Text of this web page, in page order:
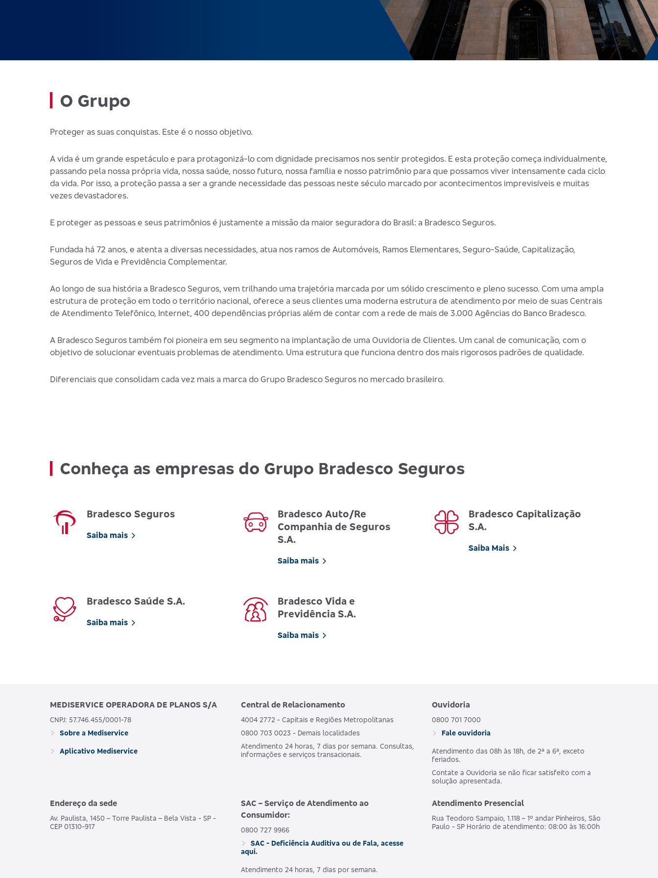
O Grupo
Proteger as suas conquistas. Este é o nosso objetivo.
A vida é um grande espetáculo e para protagonizá-lo com dignidade precisamos nos sentir protegidos. E esta proteção começa individualmente,
passando pela nossa própria vida, nossa saúde, nosso futuro, nossa família e nosso patrimônio para que possamos viver intensamente cada ciclo
da vida. Por isso, a proteção passa a ser a grande necessidade das pessoas neste século marcado por acontecimentos imprevisíveis e muitas
vezes devastadores.
E proteger as pessoas e seus patrimônios é justamente a missão da maior seguradora do Brasil: a Bradesco Seguros.
Fundada há 72 anos, e atenta a diversas necessidades, atua nos ramos de Automóveis, Ramos Elementares, Seguro-Saúde, Capitalização,
Seguros de Vida e Previdência Complementar.
Ao longo de sua história a Bradesco Seguros, vem trilhando uma trajetória marcada por um sólido crescimento e pleno sucesso. Com uma ampla
estrutura de proteção em todo o território nacional, oferece a seus clientes uma moderna estrutura de atendimento por meio de suas Centrais
de Atendimento Telefônico, Internet, 400 dependências próprias além de contar com a rede de mais de 3.000 Agências do Banco Bradesco.
A Bradesco Seguros também foi pioneira em seu segmento na implantação de uma Ouvidoria de Clientes. Um canal de comunicação, com o
objetivo de solucionar eventuais problemas de atendimento. Uma estrutura que funciona dentro dos mais rigorosos padrões de qualidade.
Diferenciais que consolidam cada vez mais a marca do Grupo Bradesco Seguros no mercado brasileiro.
Conheça as empresas do Grupo Bradesco Seguros
Bradesco Seguros
Saiba mais
Bradesco Auto/Re
Companhia de Seguros
S.A.
Saiba mais
Bradesco Capitalização
S.A.
Saiba Mais
Bradesco Saúde S.A.
Saiba mais
Bradesco Vida e
Previdência S.A.
Saiba mais
MEDISERVICE OPERADORA DE PLANOS S/A
CNPJ: 57.746.455/0001-78
Sobre a Mediservice
Aplicativo Mediservice
Central de Relacionamento
4004 2772 - Capitais e Regiões Metropolitanas
0800 703 0023 - Demais localidades
Atendimento 24 horas, 7 dias por semana. Consultas,
informações e serviços transacionais.
Ouvidoria
0800 701 7000
Fale ouvidoria
Atendimento das 08h às 18h, de 2ª a 6ª, exceto
feriados.
Contate a Ouvidoria se não ficar satisfeito com a
solução apresentada.
Endereço da sede
Av. Paulista, 1450 – Torre Paulista – Bela Vista - SP -
CEP 01310-917
SAC – Serviço de Atendimento ao
Consumidor:
0800 727 9966
SAC - Deficiência Auditiva ou de Fala, acesse
aqui.
Atendimento 24 horas, 7 dias por semana.
Atendimento Presencial
Rua Teodoro Sampaio, 1.118 – 1º andar Pinheiros, São
Paulo - SP Horário de atendimento: 08:00 às 16:00h